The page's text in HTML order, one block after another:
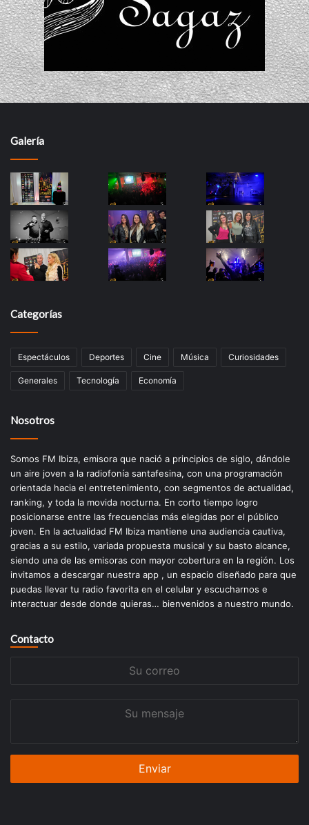
Galería
Categorías
Espectáculos Deportes Cine Música Curiosidades
Generales Tecnología Economía
Nosotros
Somos FM Ibiza, emisora que nació a principios de siglo, dándole
un aire joven a la radiofonía santafesina, con una programación
orientada hacia el entretenimiento, con segmentos de actualidad,
ranking, y toda la movida nocturna. En corto tiempo logro
posicionarse entre las frecuencias más elegidas por el público
joven. En la actualidad FM Ibiza mantiene una audiencia cautiva,
gracias a su estilo, variada propuesta musical y su basto alcance,
siendo una de las emisoras con mayor cobertura en la región. Los
invitamos a descargar nuestra app , un espacio diseñado para que
puedas llevar tu radio favorita en el celular y escucharnos e
interactuar desde donde quieras… bienvenidos a nuestro mundo.
Contacto